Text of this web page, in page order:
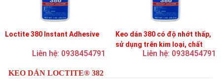
Loctite 380 Instant Adhesive
Liên hệ: 0938454791
Keo dán 380 có độ nhớt thấp,
sử dụng trên kim loại, chất
đàn hồi và nhựaLiên hệ: 0938454791
KEO DÁN LOCTITE® 382